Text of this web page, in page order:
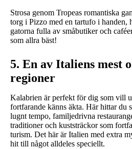
Strosa genom Tropeas romantiska
torg i Pizzo med en tartufo i handen,
gatorna fulla av småbutiker och
som allra bäst!
5. En av Italiens mest
regioner
Kalabrien är perfekt för dig som vill
fortfarande känns äkta. Här hittar du
lugnt tempo, familjedrivna
traditioner och kuststräckor som
turism. Det här är Italien med extra
hit till något alldeles speciellt.